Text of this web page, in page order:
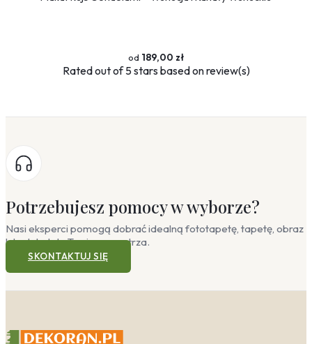
189,00 zł
Ratedout of 5 stars based onreview(s)
Potrzebujesz pomocy w wyborze?
Nasi eksperci pomogą dobrać idealną fototapetę, tapetę, obraz
lub plakat do Twojego wnętrza.
SKONTAKTUJ SIĘ